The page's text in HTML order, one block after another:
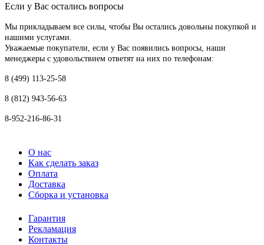
Если у Вас остались вопросы
Мы прикладываем все силы, чтобы Вы остались довольны покупкой и
нашими услугами.
Уважаемые покупатели, если у Вас появились вопросы, наши
менеджеры с удовольствием ответят на них по телефонам:
8 (499) 113-25-58
8 (812) 943-56-63
8-952-216-86-31
О нас
Как сделать заказ
Оплата
Доставка
Сборка и установка
Гарантия
Рекламация
Контакты